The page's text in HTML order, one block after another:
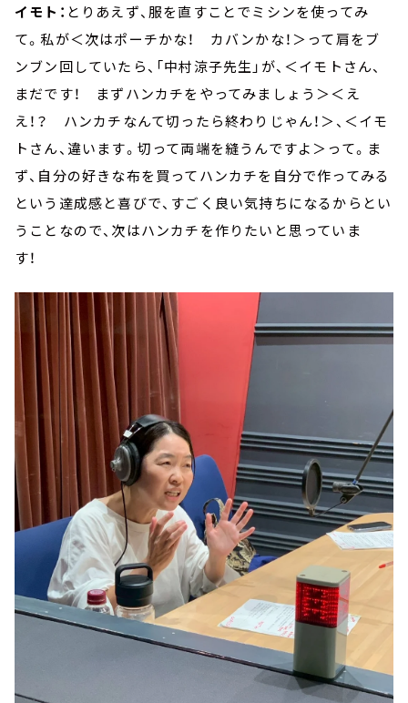
イモト： とりあえず、服を直すことでミシンを使ってみ
て。私が＜次はポーチかな！ カバンかな！＞って肩をブ
ンブン回していたら、「中村涼子先生」が、＜イモトさん、
まだです！ まずハンカチをやってみましょう＞＜え
え！？ ハンカチなんて切ったら終わりじゃん！＞、＜イモ
トさん、違います。切って両端を縫うんですよ＞って。ま
ず、自分の好きな布を買ってハンカチを自分で作ってみる
という達成感と喜びで、すごく良い気持ちになるからとい
うことなので、次はハンカチを作りたいと思っていま
す！